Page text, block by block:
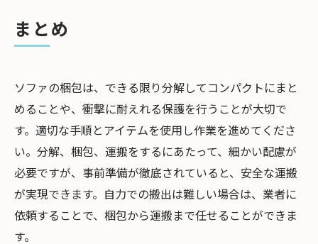
まとめ
ソファの梱包は、できる限り分解してコンパクトにまと
めることや、衝撃に耐えれる保護を行うことが大切で
す。適切な手順とアイテムを使用し作業を進めてくださ
い。分解、梱包、運搬をするにあたって、細かい配慮が
必要ですが、事前準備が徹底されていると、安全な運搬
が実現できます。自力での搬出は難しい場合は、業者に
依頼することで、梱包から運搬まで任せることができま
す。